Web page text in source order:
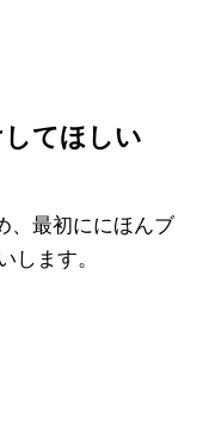
てほしい
、最初ににほんブ
します。